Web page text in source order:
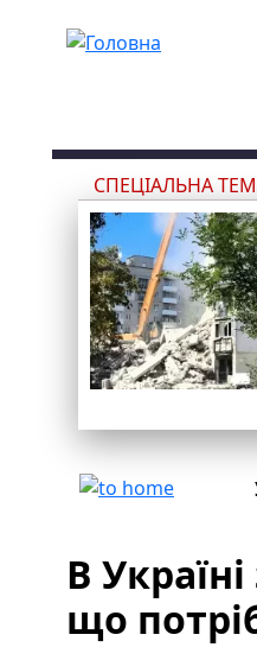
СПЕЦІАЛЬНА
В
що